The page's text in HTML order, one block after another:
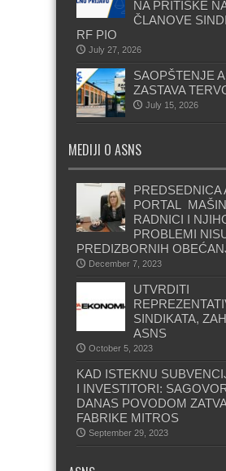
NA PRITISKE
ČLANOVE
RF PIO
July 27, 2026
SAOPŠTENJE
ZASTAVA
July 15, 2026
MEDIJI O ASNS
PREDSEDNICA
PORTAL
RADNICI I
PROBLEMI
PREDIZBORNIH
December 7, 2023
UTVRDITI
SINDIKATA,
ASNS
October 5, 2023
KAD ISTEKNU
I INVESTITORI:
DANAS POVODOM
FABRIKE MITROS
September 29, 2023